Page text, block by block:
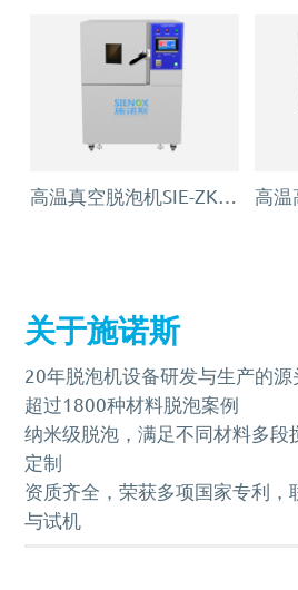
关于施诺斯
20年脱泡机设备研发与生产的源
超过1800种材料脱泡案例
纳米级脱泡，满足不同材料多段
定制
资质齐全，荣获多项国家专利，
与试机